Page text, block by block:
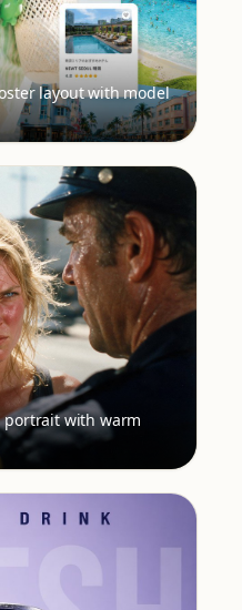
layout with model
portrait with warm